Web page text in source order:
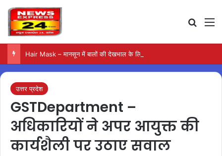
Hair Mask – मानसून में बालों की देखभाल के लिए आजमाएं अंडे का मास्क
उत्तर प्रदेश
GSTDepartment –
अधिकारियों ने अपर आयुक्त की
कार्यशैली पर उठाए सवाल